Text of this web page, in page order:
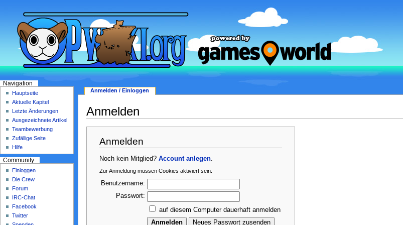
Anmelden
Anmelden
Noch kein Mitglied?Account anlegen
Zur Anmeldung müssen Cookies aktiviert sein.
Benutzername:
Passwort:
auf diesem Computer dauerhaft anmelden
Anmelden / Einloggen
Navigation
Hauptseite
Aktuelle Kapitel
Letzte Änderungen
Ausgezeichnete Artikel
Teambewerbung
Zufällige Seite
Hilfe
Community
Einloggen
Die Crew
Forum
IRC-Chat
Facebook
Twitter